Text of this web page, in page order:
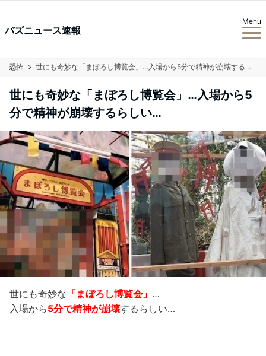
バズニュース速報
Menu
恐怖 世にも奇妙な「まぼろし博覧会」…入場から5分で精神が崩壊するらしい…
世にも奇妙な「まぼろし博覧会」…入場から5
分で精神が崩壊するらしい…
世にも奇妙な 「まぼろし博覧会」 …
入場から5分で精神が崩壊するらしい…